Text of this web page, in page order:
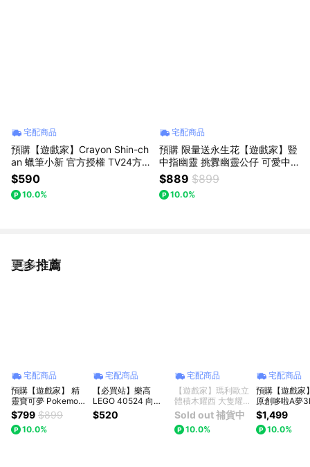
宅配商品
預購【遊戲家】Crayon Shin-ch
an 蠟筆小新 官方授權 TV24方
形藍牙喇叭-熊貓裝白色/小新綠
色
$590
10.0%
宅配商品
預購 限量送永生花【遊戲家】豎
中指幽靈 挑釁幽靈公仔 可愛中
指幽靈公仔 (隨機盲盒出貨款)
$889 $899
10.0%
更多推薦
看更多
宅配商品
預購【遊戲家】 精
靈寶可夢 Pokemon
造型夜燈 皮卡丘/伊
布/卡比獸/百變怪 共
四款任選
$799 $899
10.0%
宅配商品
【必買站】樂高
LEGO 40524 向日
葵
$520
宅配商品
【遊戲家】瑪利歐立
體積木耀西 大隻耀
西拼圖積木
Sold out 補貨中
10.0%
宅配商品
預購【遊戲家
原創哆啦A夢
小夜燈 (不挑
贈精美贈品G8
$1,499
10.0%